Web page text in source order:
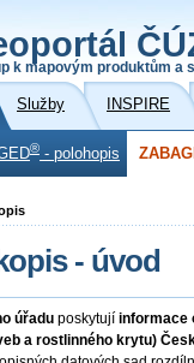
k mapovým produktům a
Služby INSPIRE
® - polohopis
- úvod
úřadu poskytují informace
a rostlinného krytu)